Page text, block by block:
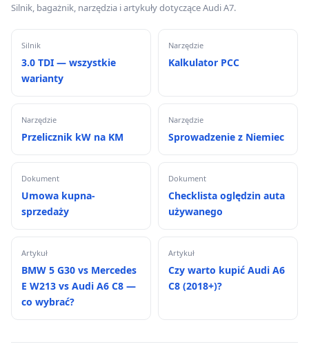
Silnik, bagażnik, narzędzia i artykuły dotyczące Audi A7.
Silnik
3.0 TDI — wszystkie
warianty
Narzędzie
Kalkulator PCC
Narzędzie
Przelicznik kW na KM
Narzędzie
Sprowadzenie z Niemiec
Dokument
Umowa kupna-
sprzedaży
Dokument
Checklista oględzin auta
używanego
Artykuł
BMW 5 G30 vs Mercedes
E W213 vs Audi A6 C8 —
co wybrać?
Artykuł
Czy warto kupić Audi A6
C8 (2018+)?